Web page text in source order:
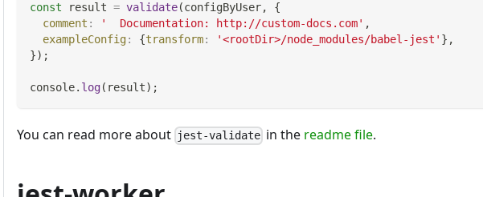
const result = validate(configByUser,
{
comment : '  Documentation: http://custom-docs.com' ,
exampleConfig: {transform: '<rootDir>/node_modules/babel-jest' } ,
}) ;
console. log( result) ;
You can read more about jest-validate in the readme file.